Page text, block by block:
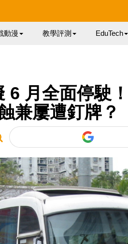
動漫 教學評測 EduTech
6 月全面停駛
兼屢遭釘牌？